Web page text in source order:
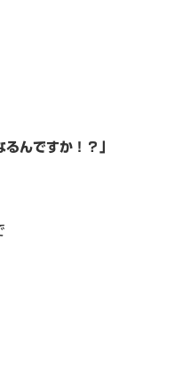
んですか！？」